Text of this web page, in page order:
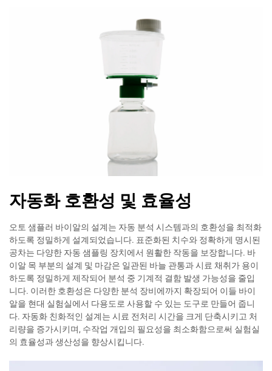
자동화 호환성 및 효율성
오토 샘플러 바이알의 설계는 자동 분석 시스템과의 호환성을 최적화
하도록 정밀하게 설계되었습니다. 표준화된 치수와 정확하게 명시된
공차는 다양한 자동 샘플링 장치에서 원활한 작동을 보장합니다. 바
이알 목 부분의 설계 및 마감은 일관된 바늘 관통과 시료 채취가 용이
하도록 정밀하게 제작되어 분석 중 기계적 결함 발생 가능성을 줄입
니다. 이러한 호환성은 다양한 분석 장비에까지 확장되어 이들 바이
알을 현대 실험실에서 다용도로 사용할 수 있는 도구로 만들어 줍니
다. 자동화 친화적인 설계는 시료 전처리 시간을 크게 단축시키고 처
리량을 증가시키며, 수작업 개입의 필요성을 최소화함으로써 실험실
의 효율성과 생산성을 향상시킵니다.